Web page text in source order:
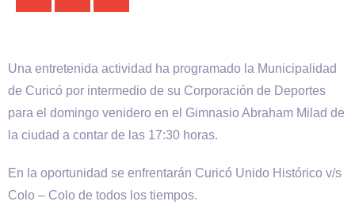
Una entretenida actividad ha programado la Municipalidad
de Curicó por intermedio de su Corporación de Deportes
para el domingo venidero en el Gimnasio Abraham Milad de
la ciudad a contar de las 17:30 horas.
En la oportunidad se enfrentarán Curicó Unido Histórico v/s
Colo – Colo de todos los tiempos.